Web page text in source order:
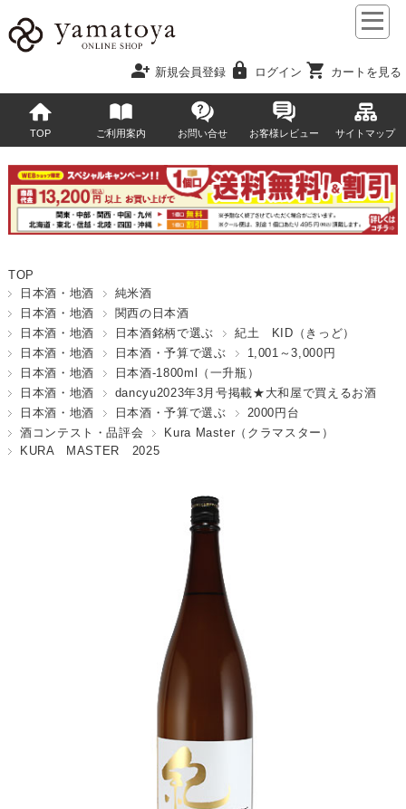
person_add 新規会員登録 lock ログイン shopping_cart カートを見る
TOP ご利用案内 お問い合せ お客様レビュー サイトマップ
TOP
日本酒・地酒
純米酒
日本酒・地酒
関西の日本酒
日本酒・地酒
日本酒銘柄で選ぶ
紀土 KID（きっど）
日本酒・地酒
日本酒・予算で選ぶ
1,001～3,000円
日本酒・地酒
日本酒-1800ml（一升瓶）
日本酒・地酒
dancyu2023年3月号掲載★大和屋で買えるお酒
日本酒・地酒
日本酒・予算で選ぶ
2000円台
酒コンテスト・品評会
Kura Master（クラマスター）
KURA MASTER 2025